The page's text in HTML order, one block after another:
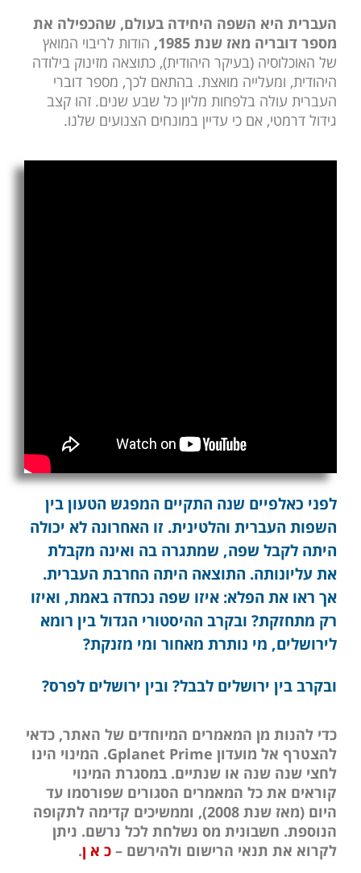
העברית היא השפה היחידה בעולם, שהכפילה את
מספר דובריה מאז שנת 1985,
הודות לריבוי המואץ
של האוכלוסיה (בעיקר היהודית), כתוצאה מזינוק בילודה
היהודית, ומעלייה מואצת. בהתאם לכך, מספר דוברי
העברית עולה בלפחות מליון כל שבע שנים. זהו קצב
גידול דרמטי, אם כי עדיין במונחים הצנועים שלנו.
לפני כאלפיים שנה התקיים המפגש הטעון בין
השפות העברית והלטינית. זו האחרונה לא יכולה
היתה לקבל שפה, שמתגרה בה ואינה מקבלת
את עליונותה. התוצאה היתה החרבת העברית.
אך ראו את הפלא: איזו שפה נכחדה באמת, ואיזו
רק מתחזקת? ובקרב ההיסטורי הגדול בין רומא
לירושלים, מי נותרת מאחור ומי מזנקת?
ובקרב בין ירושלים לבבל? ובין ירושלים לפרס?
כדי להנות מן המאמרים המיוחדים של האתר, כדאי
להצטרף אל מועדון Gplanet Prime. המינוי הינו
לחצי שנה שנה או שנתיים. במסגרת המינוי
קוראים את כל המאמרים הסגורים שפורסמו עד
היום (מאז שנת 2008), וממשיכים קדימה לתקופה
הנוספת. חשבונית מס נשלחת לכל נרשם. ניתן
לקרוא את תנאי הרישום ולהירשם – כ א ן.